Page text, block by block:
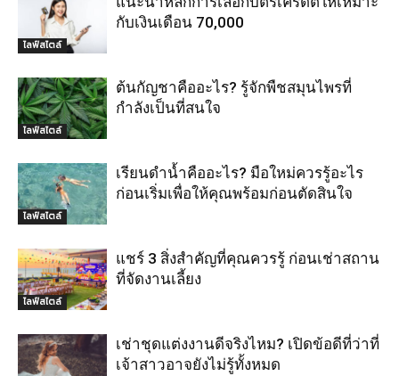
ไลฟ์สไตล์
กับเงินเดือน 70,000
ไลฟ์สไตล์
ต้นกัญชาคืออะไร? รู้จักพืชสมุนไพรที่
กำลังเป็นที่สนใจ
ไลฟ์สไตล์
เรียนดำน้ำคืออะไร? มือใหม่ควรรู้อะไร
ก่อนเริ่มเพื่อให้คุณพร้อมก่อนตัดสินใจ
ไลฟ์สไตล์
แชร์ 3 สิ่งสำคัญที่คุณควรรู้ ก่อนเช่าสถาน
ที่จัดงานเลี้ยง
เช่าชุดแต่งงานดีจริงไหม? เปิดข้อดีที่ว่าที่
เจ้าสาวอาจยังไม่รู้ทั้งหมด